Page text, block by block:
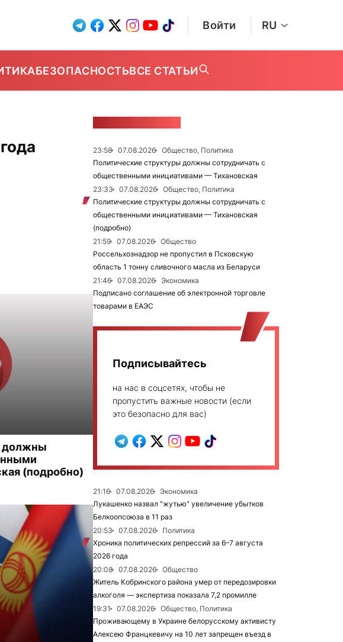
Войти RU
БЕЗОПАСНОСТЬВСЕ СТАТЬИ
должны
(подробно)
23:58 07.08.2026
Общество, Политика
Политические структуры должны сотрудничать с
общественными инициативами — Тихановская
23:33
07.08.2026
Общество, Политика
Политические структуры должны сотрудничать с
общественными инициативами — Тихановская
(подробно)
21:59
07.08.2026
Общество
Россельхознадзор не пропустил в Псковскую
область 1 тонну сливочного масла из Беларуси
21:46
07.08.2026
Экономика
Подписано соглашение об электронной торговле
товарами в ЕАЭС
Подписывайтесь
на нас в соцсетях, чтобы не
пропустить важные новости (если
это безопасно для вас)
21:16 07.08.2026
Экономика
Лукашенко назвал "жутью" увеличение убытков
Белкоопсоюза в 11 раз
20:53
07.08.2026
Политика
Хроника политических репрессий за 6–7 августа
2026 года
20:08
07.08.2026
Общество
Житель Кобринского района умер от передозировки
алкоголя — экспертиза показала 7,2 промилле
19:31
07.08.2026
Общество, Политика
Проживающему в Украине белорусскому активисту
Алексею Францкевичу на 10 лет запрещен въезд в